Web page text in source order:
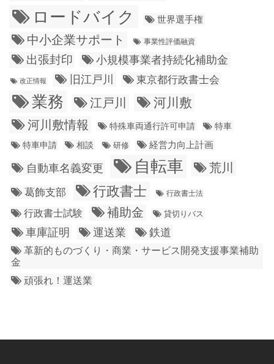
ロードバイク
世界選手権
中小企業サポート 事業性評価融資
出張封印 小規模事業者持続化補助金
改正情報 旧江戸川 東京都行政書士会
業務 江戸川
河川敷
河川敷情報
特殊車両通行許可申請
特車
特車申請
相談 研修 経営力向上計画
自動車名義変更 自転車 荒川
葛飾支部 行政書士 行政書士法
行政書士試験 補助金 貸切りバス
車庫証明 運送業 鉄道
革新的ものづくり・商業・サービス開発支援事業補助
金
頑張れ！運送業